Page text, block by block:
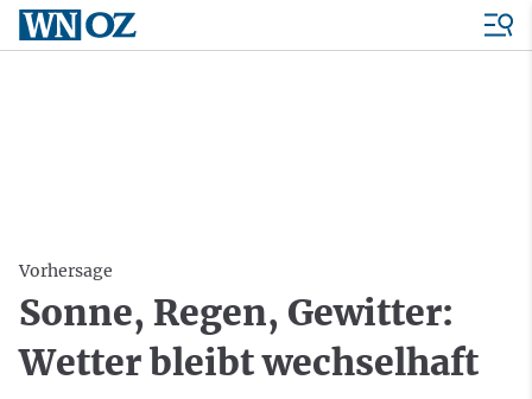
Vorhersage
Sonne, Regen, Gewitter:
Wetter bleibt wechselhaft